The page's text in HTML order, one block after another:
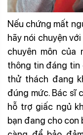
Nếu chứng mất
hãy nói chuyện
chuyên môn của
thông tin đáng tin
thử thách đang
đúng mức. Bác sĩ
hỗ trợ giấc ngủ
bạn đang cho con